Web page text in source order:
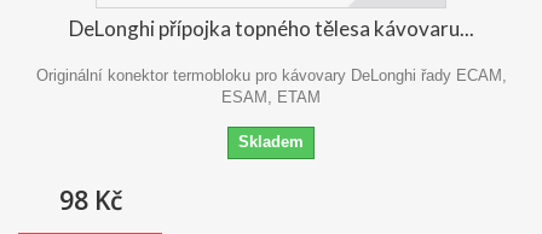
DeLonghi přípojka topného tělesa kávovaru...
Originální konektor termobloku pro kávovary DeLonghi řady ECAM,
ESAM, ETAM
Skladem
98 Kč